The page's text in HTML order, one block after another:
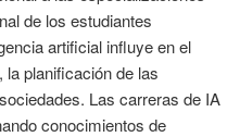
de los estudiantes
artificial influye en el
planificación de las
Las carreras de IA
conocimientos de